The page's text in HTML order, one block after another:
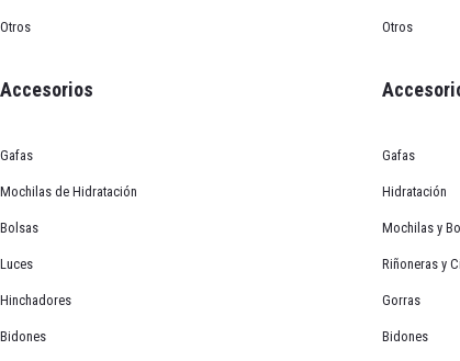
Otros
Accesorios
Gafas
Mochilas de Hidratación
Bolsas
Luces
Hinchadores
Bidones
Otros
Gafas
Hidratación
Mochilas y
Riñoneras y
Gorras
Bidones
Casco Rudy
¡Usa Tus Teemis para ahorrar o llevarte productos
Descripción
El casco Rudy Project Venger tiene un diseño
un viaje seguro y cómodo durante su viaje en